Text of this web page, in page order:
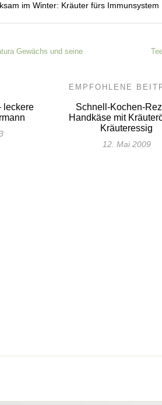
im Winter: Kräuter fürs Immunsystem
Gewächs und seine
EMPFOHLENE
leckere
Schnell-Kochen-
Handkäse mit
Kräuteressig
12. Mai 2009